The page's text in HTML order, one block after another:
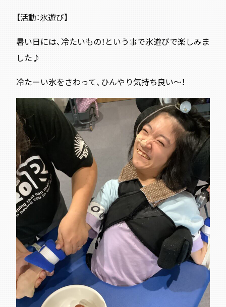
【活動：氷遊び】
暑い日には、冷たいもの！という事で氷遊びで楽しみま
した♪
冷たーい氷をさわって、ひんやり気持ち良い～！